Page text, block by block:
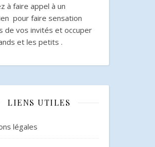
à faire appel à un
pour faire sensation
de vos invités et occuper
et les petits .
LIENS UTILES
légales